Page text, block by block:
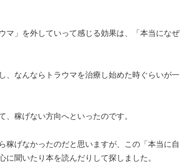
マ」を外していって感じる効果は、「本当になぜ
、なんならトラウマを治療し始めた時ぐらいが一
稼げない方向へといったのです。
稼げなかったのだと思いますが、この「本当に自
聞いたり本を読んだりして探しました。